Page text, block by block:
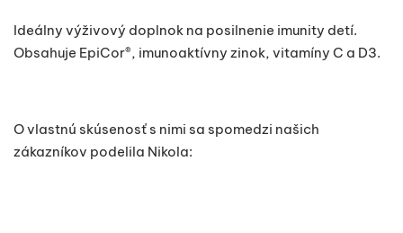
Ideálny výživový doplnok na posilnenie imunity detí.
Obsahuje EpiCor®, imunoaktívny zinok, vitamíny C a D3.
O vlastnú skúsenosť s nimi sa spomedzi našich
zákazníkov podelila Nikola: